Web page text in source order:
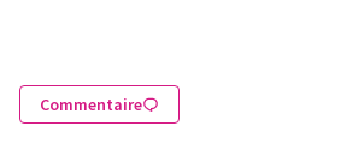
Commentaire